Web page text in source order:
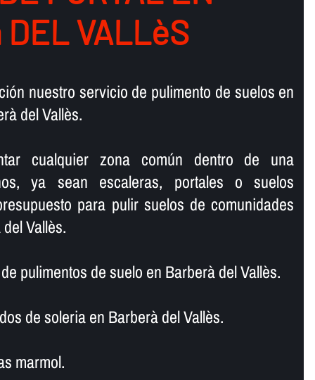
VALLèS
nuestro servicio de pulimento de suelos en
del Vallès.
cualquier zona común dentro de una
ya sean escaleras, portales o suelos
para pulir suelos de comunidades
Vallès.
pulimentos de suelo en Barberà del Vallès.
de soleria en Barberà del Vallès.
marmol.